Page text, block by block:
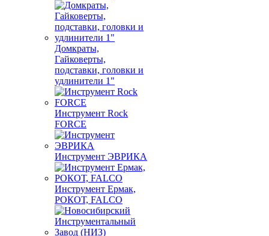
Домкраты,
Гайковерты,
подставки, головки и
удлинители 1"
Инструмент Rock
FORCE
Инструмент ЭВРИКА
Инструмент Ермак,
РОКОТ, FALCO